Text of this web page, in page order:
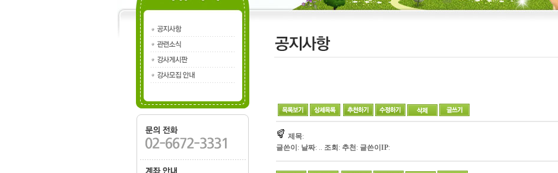
제목:
글쓴이 : 날짜: .. 조회 : 추천: 글쓴이IP: